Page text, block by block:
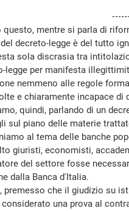
questo, mentre si parla di
decreto-legge è del tutto
sola discrasia tra
legge per manifesta
nemmeno alle regole
e chiaramente incapace
quindi, parlando di un
sul piano delle materie
al tema delle banche
giuristi, economisti,
del settore fosse
dalla Banca d'Italia.
che il giudizio su
considerato una prova al